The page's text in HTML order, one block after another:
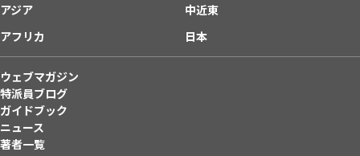
アジア
中近東
アフリカ
日本
ウェブマガジン
特派員ブログ
ガイドブック
ニュース
著者一覧